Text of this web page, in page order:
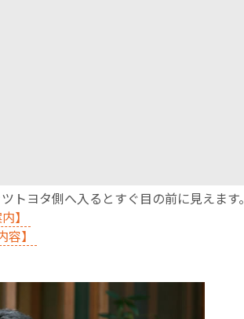
ヨタ側へ入るとすぐ目の前に見えます。
】
】